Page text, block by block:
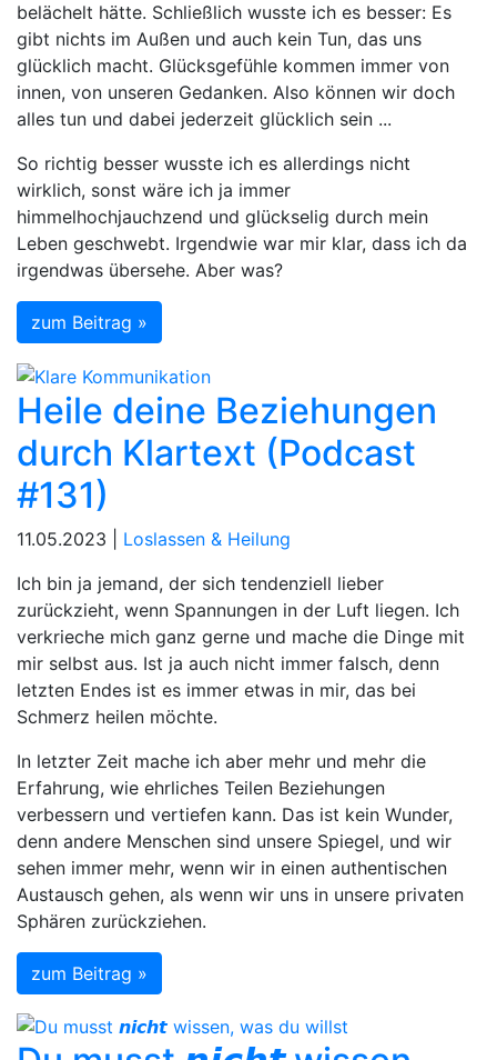
belächelt hätte. Schließlich wusste ich es besser: Es
gibt nichts im Außen und auch kein Tun, das uns
glücklich macht. Glücksgefühle kommen immer von
innen, von unseren Gedanken. Also können wir doch
alles tun und dabei jederzeit glücklich sein ...
So richtig besser wusste ich es allerdings nicht
wirklich, sonst wäre ich ja immer
himmelhochjauchzend und glückselig durch mein
Leben geschwebt. Irgendwie war mir klar, dass ich da
irgendwas übersehe. Aber was?
zum Beitrag »
Heile deine Beziehungen
durch Klartext (Podcast
#131)
11.05.2023 | Loslassen & Heilung
Ich bin ja jemand, der sich tendenziell lieber
zurückzieht, wenn Spannungen in der Luft liegen. Ich
verkrieche mich ganz gerne und mache die Dinge mit
mir selbst aus. Ist ja auch nicht immer falsch, denn
letzten Endes ist es immer etwas in mir, das bei
Schmerz heilen möchte.
In letzter Zeit mache ich aber mehr und mehr die
Erfahrung, wie ehrliches Teilen Beziehungen
verbessern und vertiefen kann. Das ist kein Wunder,
denn andere Menschen sind unsere Spiegel, und wir
sehen immer mehr, wenn wir in einen authentischen
Austausch gehen, als wenn wir uns in unsere privaten
Sphären zurückziehen.
zum Beitrag »